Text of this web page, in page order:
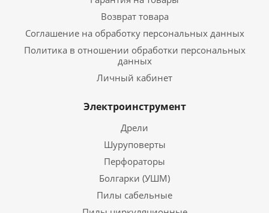
Возврат товара
Соглашение на обработку персональных данных
Политика в отношении обработки персональных
данных
Личный кабинет
Электроинструмент
Дрели
Шуруповерты
Перфораторы
Болгарки (УШМ)
Пилы сабельные